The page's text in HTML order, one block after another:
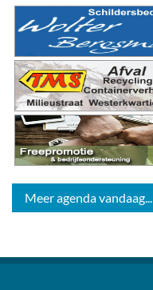
Meer agenda vandaag...